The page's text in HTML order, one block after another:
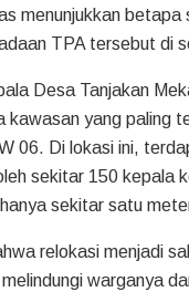
menunjukkan betapa
TPA tersebut di
Desa Tanjakan
kawasan yang paling
06. Di lokasi ini,
sekitar 150 kepala
sekitar satu
relokasi menjadi
warganya